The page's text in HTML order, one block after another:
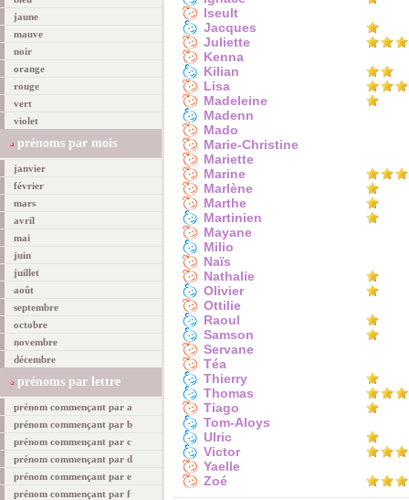
jaune
mauve
noir
orange
rouge
vert
violet
prénoms par mois
janvier
février
mars
avril
mai
juin
juillet
août
septembre
octobre
novembre
décembre
prénoms par lettre
prénom commençant par a
prénom commençant par b
prénom commençant par c
prénom commençant par d
prénom commençant par e
prénom commençant par f
Iseult
Jacques
Juliette
Kenna
Kilian
Lisa
Madeleine
Madenn
Mado
Marie-Christine
Mariette
Marine
Marlène
Marthe
Martinien
Mayane
Milio
Naïs
Nathalie
Olivier
Ottilie
Raoul
Samson
Servane
Téa
Thierry
Thomas
Tiago
Tom-Aloys
Ulric
Victor
Yaelle
Zoé